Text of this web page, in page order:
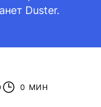
Duster.
0 МИН